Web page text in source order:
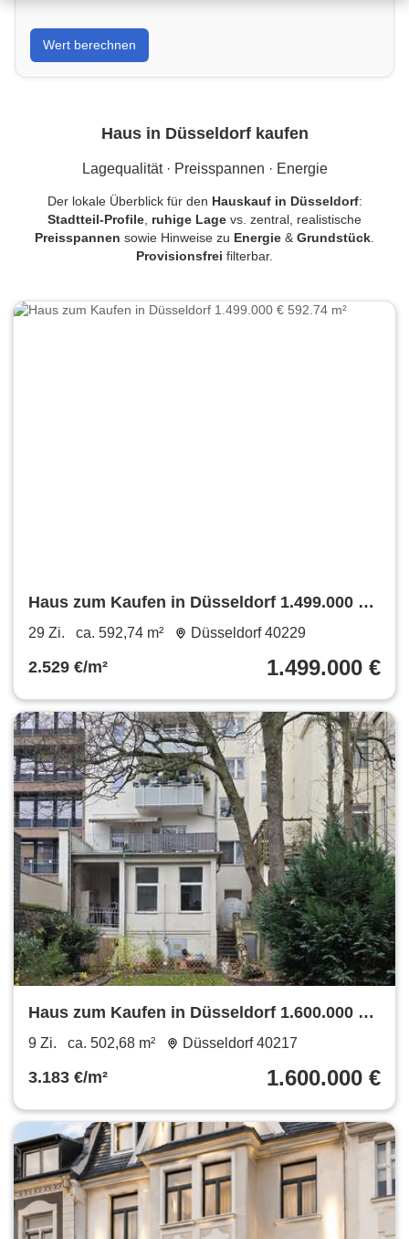
Erfahre, was dein Haus oder deine Wohnung in
Düsseldorf wirklich wert ist – mit regionalen
Vergleichswerten.
Wert berechnen
Haus in Düsseldorf kaufen
Lagequalität · Preisspannen · Energie
Der lokale Überblick für den Hauskauf in Düsseldorf:
Stadtteil-Profile ruhige Lage vs. zentral, realistische
Preisspannen sowie Hinweise zu Energie & Grundstück
Provisionsfrei filterbar.
Haus zum Kaufen in Düsseldorf 1.499.000 €
592.74 m²
29 Zi. ca. 592,74 m² Düsseldorf 40229
2.529 €/m² 1.499.000 €
Haus zum Kaufen in Düsseldorf 1.600.000 €
502.68 m²
9 Zi. ca. 502,68 m² Düsseldorf 40217
3.183 €/m² 1.600.000 €